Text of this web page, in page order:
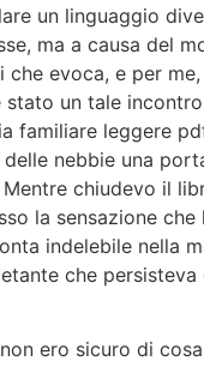
un linguaggio
ma a causa del
che evoca, e per
stato un tale
familiare leggere
nebbie una
chiudevo il
la sensazione che
indelebile nella
che
ero sicuro di